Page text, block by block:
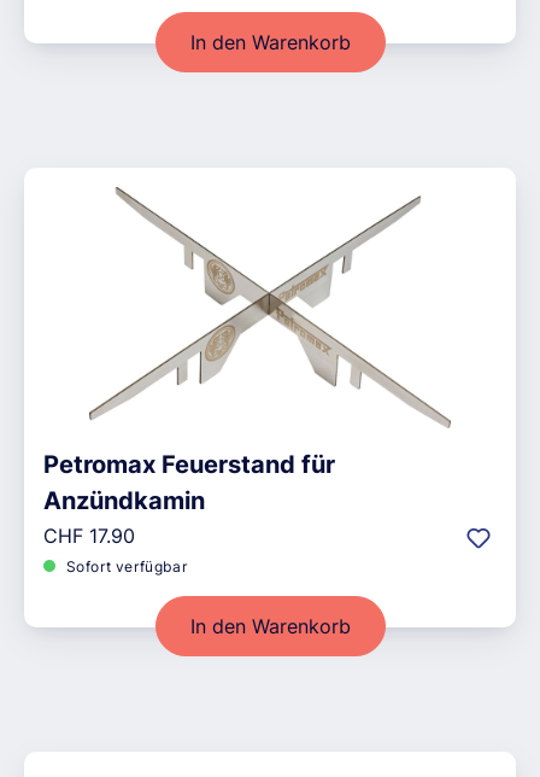
In den Warenkorb
Petromax Feuerstand für
Anzündkamin
Regulärer Preis:
CHF 17.90
Sofort verfügbar
In den Warenkorb